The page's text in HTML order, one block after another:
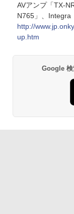
AVアンプ「TX-
N765」、Integra
http://
up.htm
Google 検